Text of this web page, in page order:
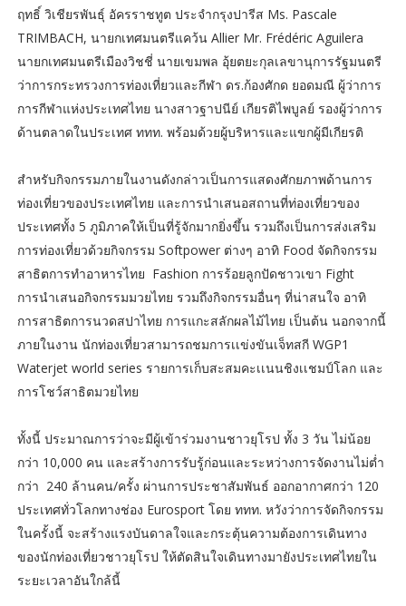
ฤทธิ์ วิเชียรพันธุ์ อัครราชทูต ประจำกรุงปารีส Ms. Pascale
TRIMBACH, นายกเทศมนตรีแคว้น Allier Mr. Frédéric Aguilera
นายกเทศมนตรีเมืองวิชชี่ นายเขมพล อุ้ยตยะกุลเลขานุการรัฐมนตรี
ว่าการกระทรวงการท่องเที่ยวและกีฬา ดร.ก้องศักด ยอดมณี ผู้ว่าการ
การกีฬาแห่งประเทศไทย นางสาวฐาปนีย์ เกียรติไพบูลย์ รองผู้ว่าการ
ด้านตลาดในประเทศ ททท. พร้อมด้วยผู้บริหารและแขกผู้มีเกียรติ
สำหรับกิจกรรมภายในงานดังกล่าวเป็นการแสดงศักยภาพด้านการ
ท่องเที่ยวของประเทศไทย และการนำเสนอสถานที่ท่องเที่ยวของ
ประเทศทั้ง 5 ภูมิภาคให้เป็นที่รู้จักมากยิ่งขึ้น รวมถึงเป็นการส่งเสริม
การท่องเที่ยวด้วยกิจกรรม Softpower ต่างๆ อาทิ Food จัดกิจกรรม
สาธิตการทำอาหารไทย Fashion การร้อยลูกปัดชาวเขา Fight
การนำเสนอกิจกรรมมวยไทย รวมถึงกิจกรรมอื่นๆ ที่น่าสนใจ อาทิ
การสาธิตการนวดสปาไทย การแกะสลักผลไม้ไทย เป็นต้น นอกจากนี้
ภายในงาน นักท่องเที่ยวสามารถชมการเเข่งขันเจ็ทสกี WGP1
Waterjet world series รายการเก็บสะสมคะเเนนชิงเเชมป์โลก และ
การโชว์สาธิตมวยไทย
ทั้งนี้ ประมาณการว่าจะมีผู้เข้าร่วมงานชาวยุโรป ทั้ง 3 วัน ไม่น้อย
กว่า 10,000 คน และสร้างการรับรู้ก่อนและระหว่างการจัดงานไม่ต่ำ
กว่า 240 ล้านคน/ครั้ง ผ่านการประชาสัมพันธ์ ออกอากาศกว่า 120
ประเทศทั่วโลกทางช่อง Eurosport โดย ททท. หวังว่าการจัดกิจกรรม
ในครั้งนี้ จะสร้างแรงบันดาลใจและกระตุ้นความต้องการเดินทาง
ของนักท่องเที่ยวชาวยุโรป ให้ตัดสินใจเดินทางมายังประเทศไทยใน
ระยะเวลาอันใกล้นี้